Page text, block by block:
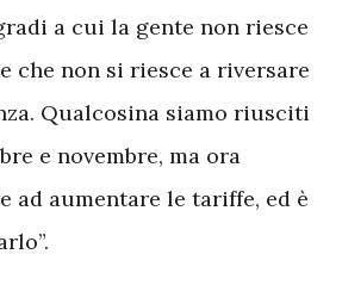
a cui la gente non riesce
che non si riesce a riversare
Qualcosina siamo riusciti
e novembre, ma ora
ad aumentare le tariffe, ed è